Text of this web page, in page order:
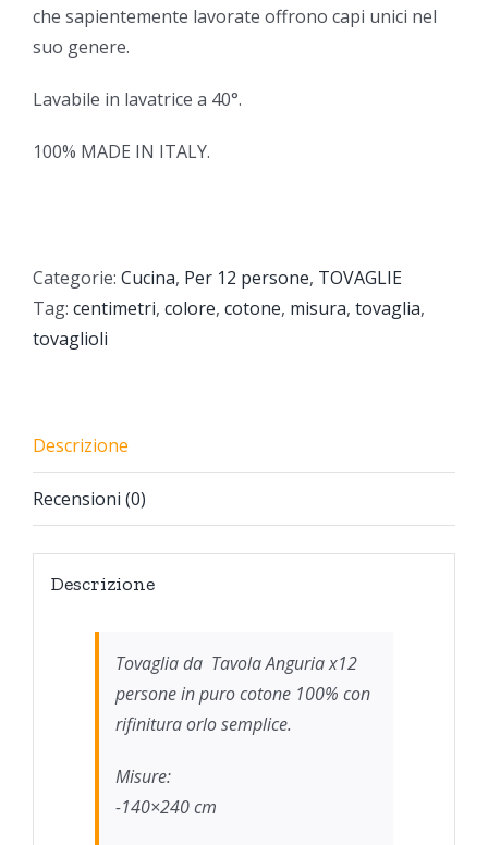
che sapientemente lavorate offrono capi unici nel
suo genere.
Lavabile in lavatrice a 40°.
100% MADE IN ITALY.
Categorie: Cucina, Per 12 persone, TOVAGLIE
Tag: centimetri, colore, cotone, misura, tovaglia,
tovaglioli
Descrizione
Recensioni (0)
Descrizione
Tovaglia da Tavola Anguria x12
persone in puro cotone 100% con
rifinitura orlo semplice.
Misure:
-140×240 cm